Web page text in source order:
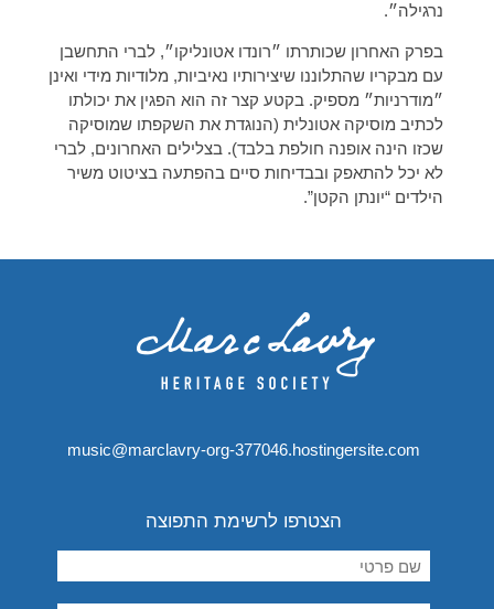
נרגילה״.
בפרק האחרון שכותרתו ״רונדו אטונליקו״, לברי התחשבן
עם מבקריו שהתלוננו שיצירותיו נאיביות, מלודיות מידי ואינן
״מודרניות״ מספיק. בקטע קצר זה הוא הפגין את יכולתו
לכתיב מוסיקה אטונלית (הנוגדת את השקפתו שמוסיקה
שכזו הינה אופנה חולפת בלבד). בצלילים האחרונים, לברי
לא יכל להתאפק ובבדיחות סיים בהפתעה בציטוט משיר
הילדים “יונתן הקטן”.
music@marclavry-org-377046.hostingersite.com
הצטרפו לרשימת התפוצה